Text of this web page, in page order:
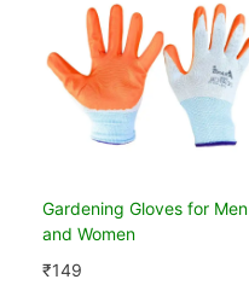
Gardening Gloves for Men
and Women
₹149